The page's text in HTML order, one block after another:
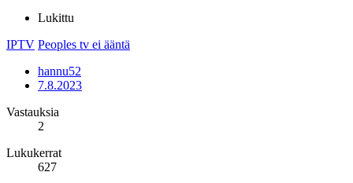
Lukittu
IPTV Peoples tv ei ääntä
hannu52
7.8.2023
Vastauksia
2
Lukukerrat
627